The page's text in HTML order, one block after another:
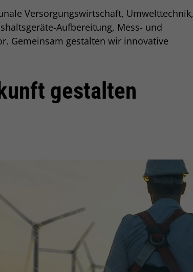
Versorgungswirtschaft, Umwelttechnik,
Aufbereitung, Mess- und
Gemeinsam gestalten wir innovative
gestalten